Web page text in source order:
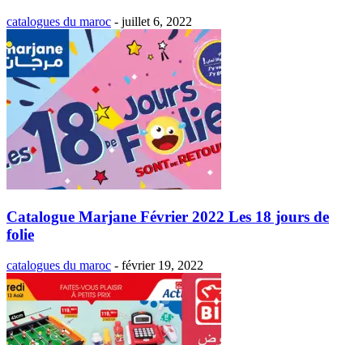
catalogues du maroc - juillet 6, 2022
Catalogue Marjane Février 2022 Les 18 jours de
folie
catalogues du maroc - février 19, 2022